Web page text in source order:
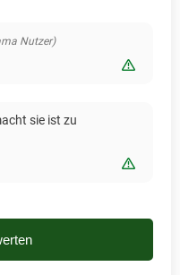
Nutzer)
sie ist zu